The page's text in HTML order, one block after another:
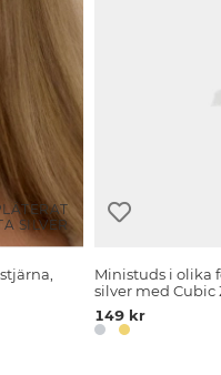
SILVER
Ministuds i olika
silver med Cubic
149 kr